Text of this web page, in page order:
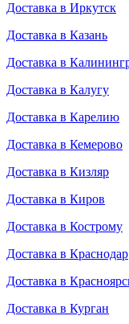
Доставка в Иркутск
Доставка в Казань
Доставка в
Доставка в Калугу
Доставка в Карелию
Доставка в Кемерово
Доставка в Кизляр
Доставка в Киров
Доставка в Кострому
Доставка в Краснодар
Доставка в
Доставка в Курган